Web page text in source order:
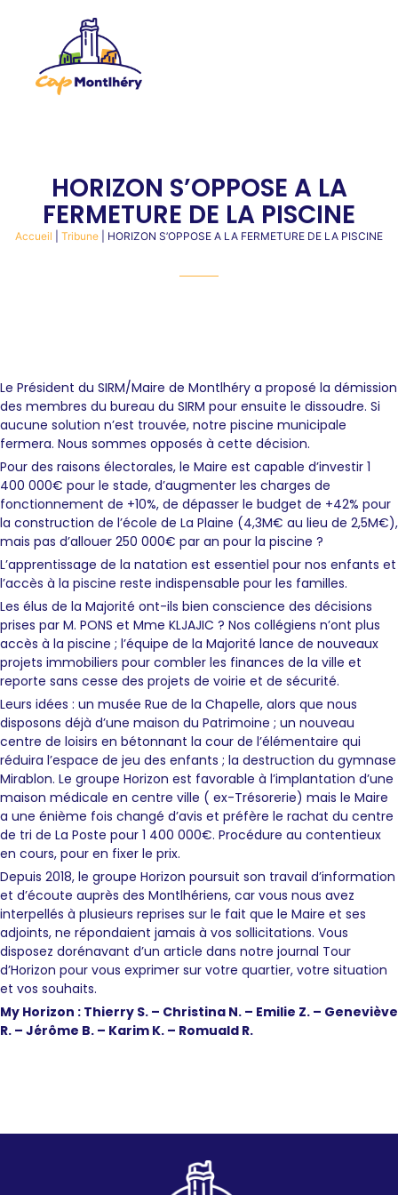
HORIZON S’OPPOSE A LA
FERMETURE DE LA PISCINE
Accueil Tribune HORIZON S’OPPOSE A LA FERMETURE DE LA PISCINE
Le Président du SIRM/Maire de Montlhéry a proposé la démission
des membres du bureau du SIRM pour ensuite le dissoudre. Si
aucune solution n’est trouvée, notre piscine municipale
fermera. Nous sommes opposés à cette décision.
Pour des raisons électorales, le Maire est capable d’investir 1
400 000€ pour le stade, d’augmenter les charges de
fonctionnement de +10%, de dépasser le budget de +42% pour
la construction de l’école de La Plaine (4,3M€ au lieu de 2,5M€),
mais pas d’allouer 250 000€ par an pour la piscine ?
L’apprentissage de la natation est essentiel pour nos enfants et
l’accès à la piscine reste indispensable pour les familles.
Les élus de la Majorité ont-ils bien conscience des décisions
prises par M. PONS et Mme KLJAJIC ? Nos collégiens n’ont plus
accès à la piscine ; l’équipe de la Majorité lance de nouveaux
projets immobiliers pour combler les finances de la ville et
reporte sans cesse des projets de voirie et de sécurité.
Leurs idées : un musée Rue de la Chapelle, alors que nous
disposons déjà d’une maison du Patrimoine ; un nouveau
centre de loisirs en bétonnant la cour de l’élémentaire qui
réduira l’espace de jeu des enfants ; la destruction du gymnase
Mirablon. Le groupe Horizon est favorable à l’implantation d’une
maison médicale en centre ville ( ex-Trésorerie) mais le Maire
a une énième fois changé d’avis et préfère le rachat du centre
de tri de La Poste pour 1 400 000€. Procédure au contentieux
en cours, pour en fixer le prix.
Depuis 2018, le groupe Horizon poursuit son travail d’information
et d’écoute auprès des Montlhériens, car vous nous avez
interpellés à plusieurs reprises sur le fait que le Maire et ses
adjoints, ne répondaient jamais à vos sollicitations. Vous
disposez dorénavant d’un article dans notre journal Tour
d’Horizon pour vous exprimer sur votre quartier, votre situation
et vos souhaits.
My Horizon : Thierry S. – Christina N. – Emilie Z. – Geneviève
R. – Jérôme B. – Karim K. – Romuald R.